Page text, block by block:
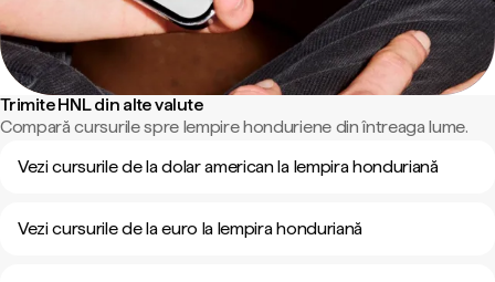
Trimite HNL din alte valute
Compară cursurile spre lempire honduriene din întreaga lume.
Vezi cursurile de la dolar american la lempira honduriană
Vezi cursurile de la euro la lempira honduriană